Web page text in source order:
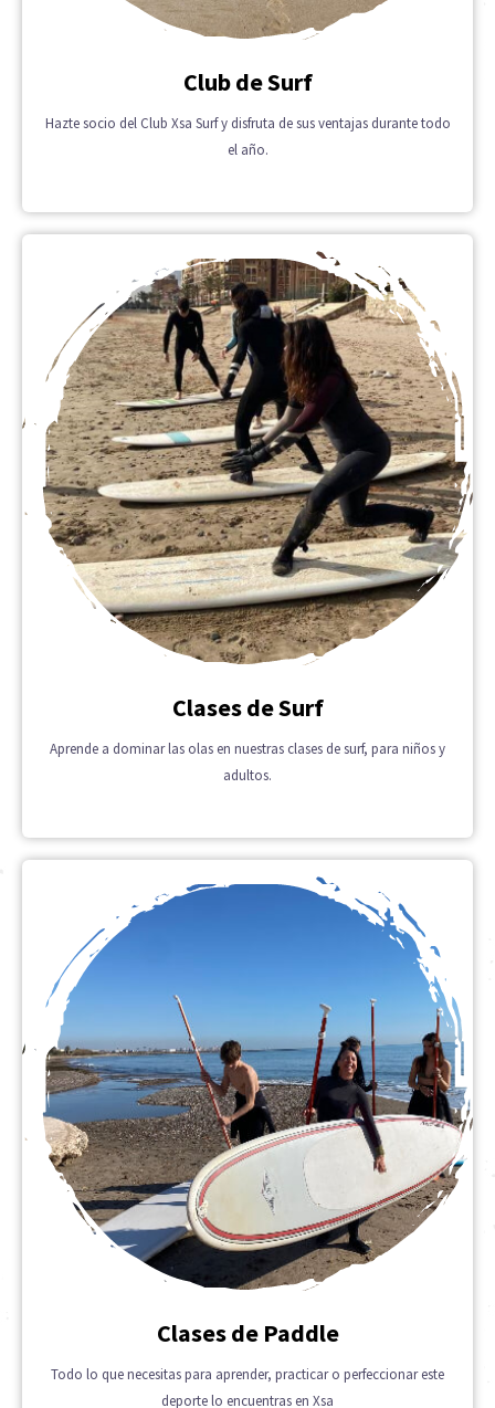
Club de Surf
Hazte socio del Club Xsa Surf y disfruta de sus ventajas durante todo
el año.
Clases de Surf
Aprende a dominar las olas en nuestras clases de surf, para niños y
adultos.
Clases de Paddle
Todo lo que necesitas para aprender, practicar o perfeccionar este
deporte lo encuentras en Xsa